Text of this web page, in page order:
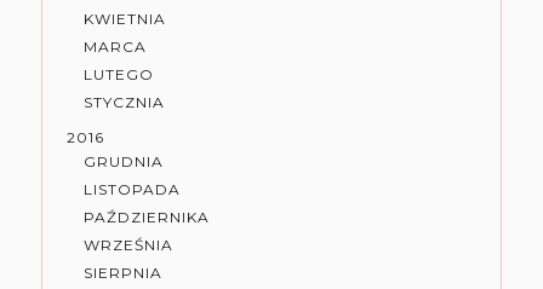
KWIETNIA
MARCA
LUTEGO
STYCZNIA
2016
GRUDNIA
LISTOPADA
PAŹDZIERNIKA
WRZEŚNIA
SIERPNIA